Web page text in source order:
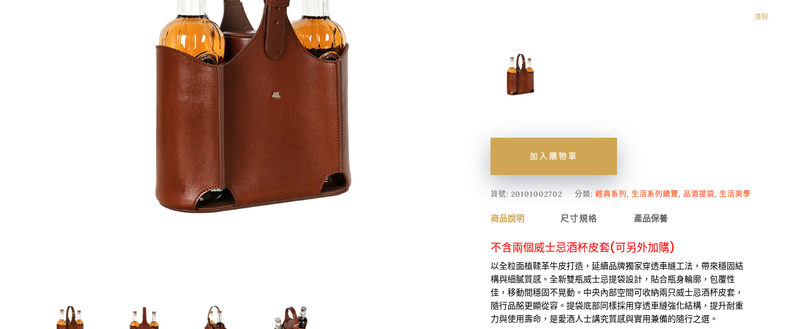
清除
加入購物車
貨號: 20101002702 分類: 經典系列 , 生活系列總覽, 品酒提袋, 生活美學
商品說明 尺寸規格 產品保養
不含兩個威士忌酒杯皮套(可另外加購)
以全粒面植鞣革牛皮打造，延續品牌獨家穿透車縫工法，帶來穩固結
構與細膩質感。全新雙瓶威士忌提袋設計，貼合瓶身輪廓，包覆性
佳，移動間穩固不晃動。中央內部空間可收納兩只威士忌酒杯皮套，
隨行品酩更顯從容。提袋底部同樣採用穿透車縫強化結構，提升耐重
力與使用壽命，是愛酒人士講究質感與實用兼備的隨行之選。